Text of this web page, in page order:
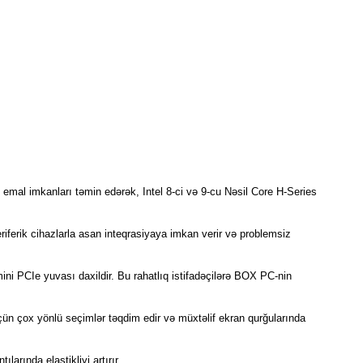
imkanları təmin edərək, Intel 8-ci və 9-cu Nəsil Core H-Series
cihazlarla asan inteqrasiyaya imkan verir və problemsiz
PCIe yuvası daxildir. Bu rahatlıq istifadəçilərə BOX PC-nin
çox yönlü seçimlər təqdim edir və müxtəlif ekran qurğularında
elastikliyi artırır.